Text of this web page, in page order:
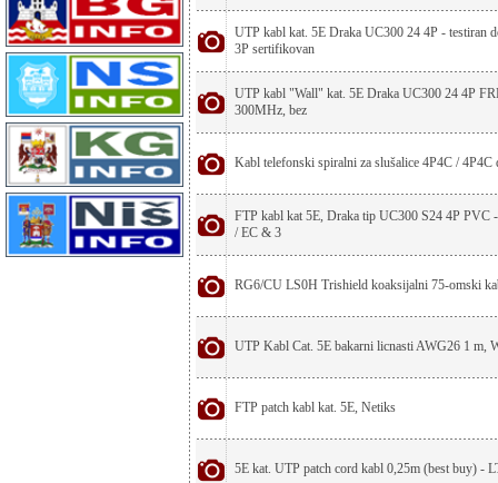
UTP kabl kat. 5E Draka UC300 24 4P - testiran
3P sertifikovan
UTP kabl "Wall" kat. 5E Draka UC300 24 4P
300MHz, bez
Kabl telefonski spiralni za slušalice 4P4C / 4P4C
FTP kabl kat 5E, Draka tip UC300 S24 4P PVC
/ EC & 3
RG6/CU LS0H Trishield koaksijalni 75-omski
UTP Kabl Cat. 5E bakarni licnasti AWG26 1 m,
FTP patch kabl kat. 5E, Netiks
5E kat. UTP patch cord kabl 0,25m (best buy) -